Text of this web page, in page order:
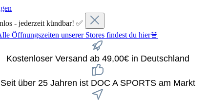
- jederzeit kündbar! ✅
unserer Stores findest du hier🚨
Kostenloser Versand ab 49,00€ in Deutschland
Seit über 25 Jahren ist DOC A SPORTS am Markt